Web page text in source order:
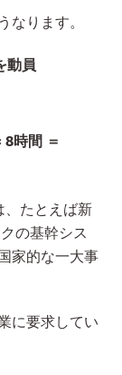
なります。
動員
時間 ＝
、たとえば新
の基幹シス
家的な一大事
に要求してい